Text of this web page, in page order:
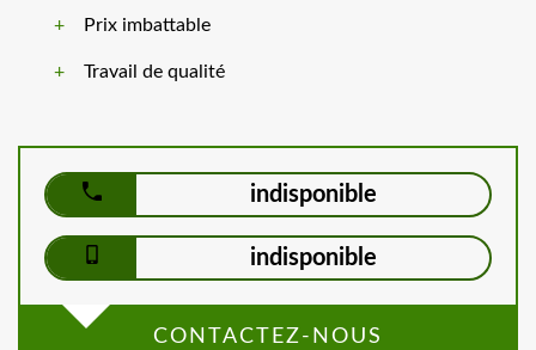
Prix imbattable
Travail de qualité
indisponible
indisponible
CONTACTEZ-NOUS